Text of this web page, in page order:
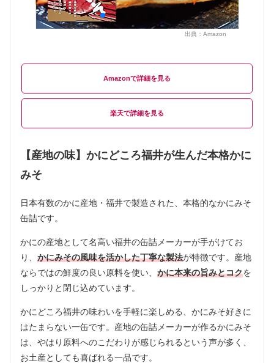
出典： Amazon
Amazon
楽天
【産地の味】かにどころ福井が生んだ本格かに
みそ
日本有数のかに産地・福井で製造された、本格的なかにみそ
缶詰です。
かにの産地として名高い福井の缶詰メーカーが手がけてお
り、 かにみその風味を活かした丁寧な製法が特徴です。産地
ならではの鮮度の良い原料を使い、 かに本来の旨みとコクを
しっかりと閉じ込めています。
かにどころ福井の味わいを手軽に楽しめる、かにみそ好きに
はたまらない一缶です。産地の缶詰メーカーが作るかにみそ
は、やはり原料へのこだわりが感じられるという声が多く、
お土産としても喜ばれる一品です。